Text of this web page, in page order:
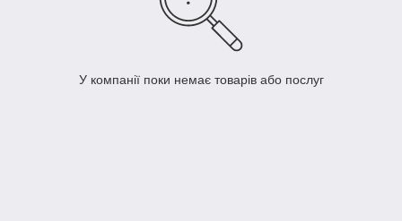
У компанії поки немає товарів або послуг